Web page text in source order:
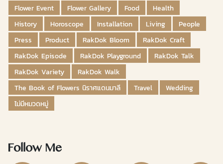
Flower Event
Flower Gallery Food
Health
History
Horoscope Installation Living
People
Press
Product RakDok Bloom
RakDok Craft
RakDok Episode
RakDok Playground
RakDok Talk
RakDok Variety
RakDok Walk
The Book of Flowers นิราศแดนมาลี
Travel
Wedding
ไม่มีหมวดหมู่
Follow Me